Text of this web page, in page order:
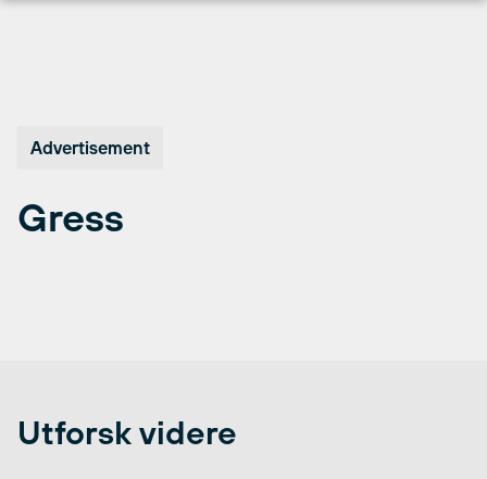
Advertisement
Gress
Utforsk videre